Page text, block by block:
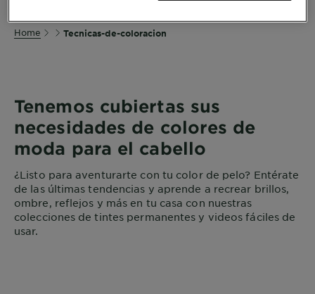
Home Tecnicas-de-coloracion
Tenemos cubiertas sus
necesidades de colores de
moda para el cabello
¿Listo para aventurarte con tu color de pelo? Entérate
de las últimas tendencias y aprende a recrear brillos,
ombre, reflejos y más en tu casa con nuestras
colecciones de tintes permanentes y videos fáciles de
usar.